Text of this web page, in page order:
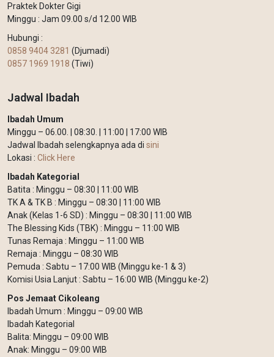
Praktek Dokter Gigi
Minggu : Jam 09.00 s/d 12.00 WIB
Hubungi :
0858 9404 3281 (Djumadi)
0857 1969 1918 (Tiwi)
Jadwal Ibadah
Ibadah Umum
Minggu – 06.00. | 08:30. | 11:00 | 17:00 WIB
Jadwal Ibadah selengkapnya ada di sini
Lokasi : Click Here
Ibadah Kategorial
Batita : Minggu – 08:30 | 11:00 WIB
TK A & TK B : Minggu – 08:30 | 11:00 WIB
Anak (Kelas 1-6 SD) : Minggu – 08:30 | 11:00 WIB
The Blessing Kids (TBK) : Minggu – 11:00 WIB
Tunas Remaja : Minggu – 11:00 WIB
Remaja : Minggu – 08:30 WIB
Pemuda : Sabtu – 17:00 WIB (Minggu ke-1 & 3)
Komisi Usia Lanjut : Sabtu – 16:00 WIB (Minggu ke-2)
Pos Jemaat Cikoleang
Ibadah Umum : Minggu – 09:00 WIB
Ibadah Kategorial
Balita: Minggu – 09:00 WIB
Anak: Minggu – 09:00 WIB